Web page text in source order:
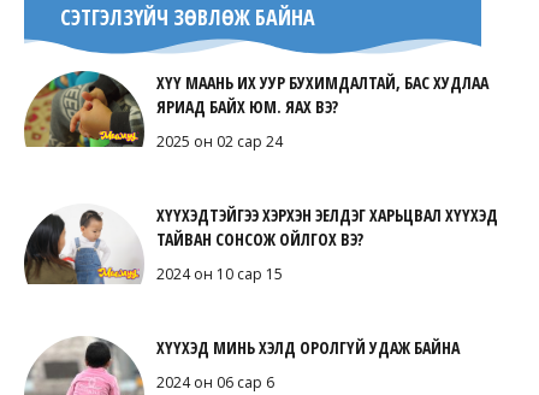
СЭТГЭЛЗҮЙЧ ЗӨВЛӨЖ БАЙНА
ХҮҮ МААНЬ ИХ УУР БУХИМДАЛТАЙ, БАС ХУДЛАА
ЯРИАД БАЙХ ЮМ. ЯАХ ВЭ?
2025 он 02 сар 24
ХҮҮХЭДТЭЙГЭЭ ХЭРХЭН ЭЕЛДЭГ ХАРЬЦВАЛ ХҮҮХЭД
ТАЙВАН СОНСОЖ ОЙЛГОХ ВЭ?
2024 он 10 сар 15
ХҮҮХЭД МИНЬ ХЭЛД ОРОЛГҮЙ УДАЖ БАЙНА
2024 он 06 сар 6